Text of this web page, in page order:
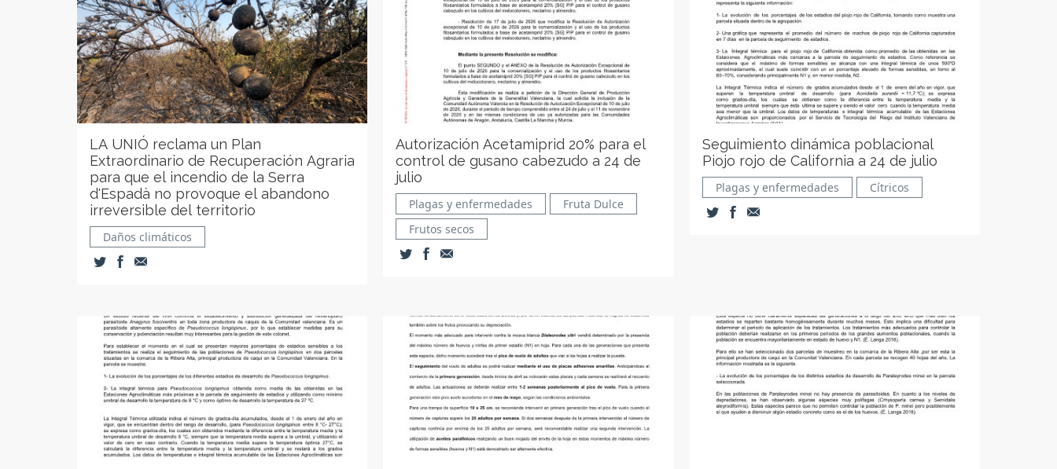
LA UNIÓ reclama un Plan
Extraordinario de Recuperación Agraria
para que el incendio de la Serra
d'Espadà no provoque el abandono
irreversible del territorio
Daños climáticos
Autorización Acetamiprid 20% para el
control de gusano cabezudo a 24 de
julio
Plagas y enfermedades
Fruta Dulce
Frutos secos
Seguimiento dinámica poblacional
Piojo rojo de California a 24 de julio
Plagas y enfermedades Cítricos